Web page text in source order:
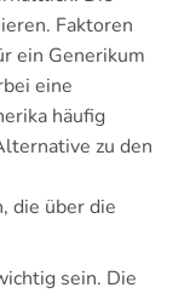
Faktoren
ein Generikum
eine
häufig
zu den
die über die
sein. Die